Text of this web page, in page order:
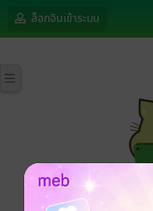
ล็อกอินเข้าระบบ